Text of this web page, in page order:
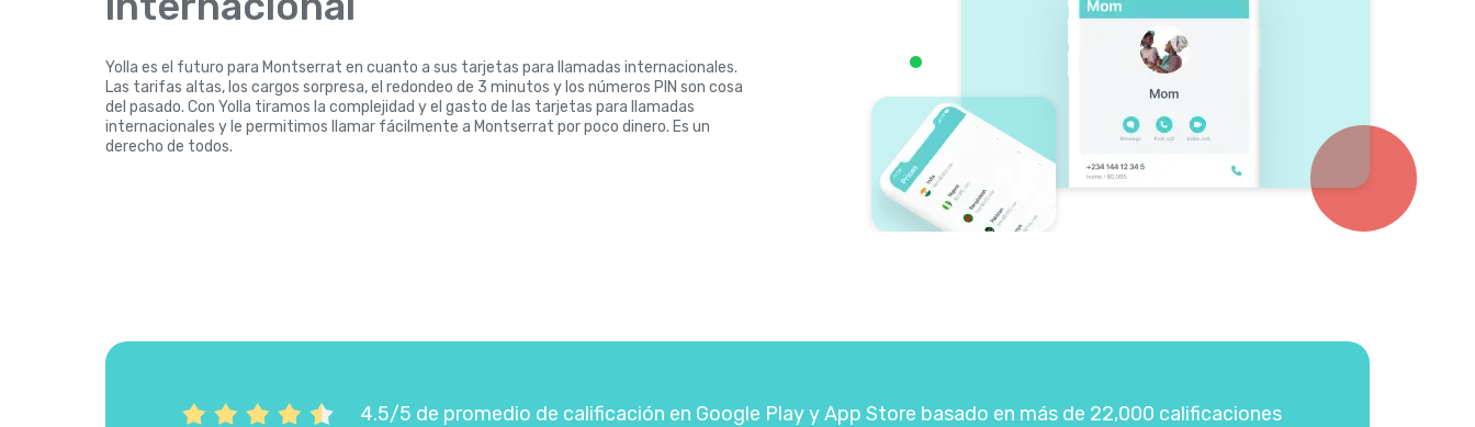
Yolla es el futuro para Montserrat en cuanto a sus tarjetas para llamadas internacionales.
Las tarifas altas, los cargos sorpresa, el redondeo de 3 minutos y los números PIN son cosa
del pasado. Con Yolla tiramos la complejidad y el gasto de las tarjetas para llamadas
internacionales y le permitimos llamar fácilmente a Montserrat por poco dinero. Es un
derecho de todos.
4.5/5 de promedio de calificación en Google Play y App Store basado en más de 22,000 calificaciones